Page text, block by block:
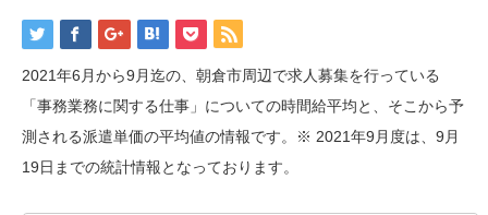
2021年6月から9月迄の、朝倉市周辺で求人募集を行っている
「事務業務に関する仕事」についての時間給平均と、そこから予
測される派遣単価の平均値の情報です。※ 2021年9月度は、9月
19日までの統計情報となっております。